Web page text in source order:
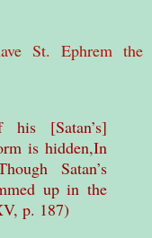
St. Ephrem the
[Satan’s]
is hidden,In
Satan’s
up in the
p. 187)